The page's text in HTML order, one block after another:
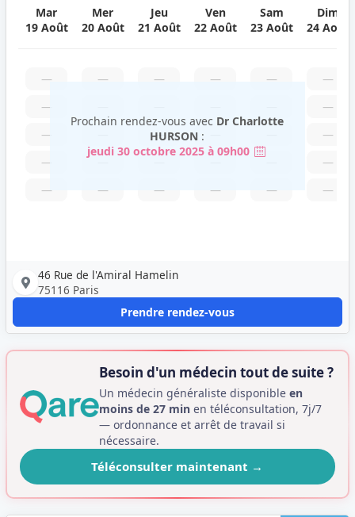
Mar
19 Août
Mer
20 Août
Jeu
21 Août
Ven
22 Août
Sam
23 Août
Dim
24 Août
—
—
—
—
—
—
—
—
—
—
—
—
—
—
—
—
—
—
—
Prochain rendez-vous avec Dr Charlotte
HURSON :
jeudi 30 octobre 2025 à 09h00
46 Rue de l'Amiral Hamelin
75116 Paris
Prendre rendez-vous
Besoin d'un médecin tout de suite ?
Un médecin généraliste disponibleen
moins de 27 min en téléconsultation, 7j/7
— ordonnance et arrêt de travail si
nécessaire.
Téléconsulter maintenant →